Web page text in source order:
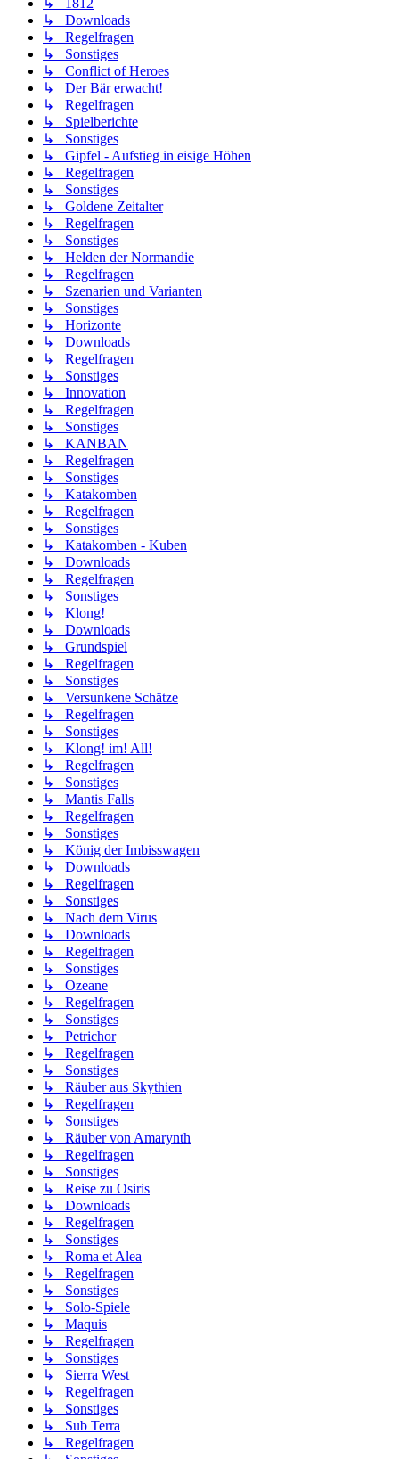
↳ 1812
↳ Downloads
↳ Regelfragen
↳ Sonstiges
↳ Conflict of Heroes
↳ Der Bär erwacht!
↳ Regelfragen
↳ Spielberichte
↳ Sonstiges
↳ Gipfel - Aufstieg in eisige Höhen
↳ Regelfragen
↳ Sonstiges
↳ Goldene Zeitalter
↳ Regelfragen
↳ Sonstiges
↳ Helden der Normandie
↳ Regelfragen
↳ Szenarien und Varianten
↳ Sonstiges
↳ Horizonte
↳ Downloads
↳ Regelfragen
↳ Sonstiges
↳ Innovation
↳ Regelfragen
↳ Sonstiges
↳ KANBAN
↳ Regelfragen
↳ Sonstiges
↳ Katakomben
↳ Regelfragen
↳ Sonstiges
↳ Katakomben - Kuben
↳ Downloads
↳ Regelfragen
↳ Sonstiges
↳ Klong!
↳ Downloads
↳ Grundspiel
↳ Regelfragen
↳ Sonstiges
↳ Versunkene Schätze
↳ Regelfragen
↳ Sonstiges
↳ Klong! im! All!
↳ Regelfragen
↳ Sonstiges
↳ Mantis Falls
↳ Regelfragen
↳ Sonstiges
↳ König der Imbisswagen
↳ Downloads
↳ Regelfragen
↳ Sonstiges
↳ Nach dem Virus
↳ Downloads
↳ Regelfragen
↳ Sonstiges
↳ Ozeane
↳ Regelfragen
↳ Sonstiges
↳ Petrichor
↳ Regelfragen
↳ Sonstiges
↳ Räuber aus Skythien
↳ Regelfragen
↳ Sonstiges
↳ Räuber von Amarynth
↳ Regelfragen
↳ Sonstiges
↳ Reise zu Osiris
↳ Downloads
↳ Regelfragen
↳ Sonstiges
↳ Roma et Alea
↳ Regelfragen
↳ Sonstiges
↳ Solo-Spiele
↳ Maquis
↳ Regelfragen
↳ Sonstiges
↳ Sierra West
↳ Regelfragen
↳ Sonstiges
↳ Sub Terra
↳ Regelfragen